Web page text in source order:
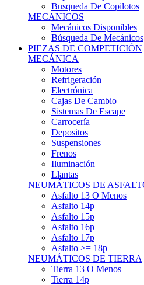
Busqueda De Copilotos
MECANICOS
Mecánicos Disponibles
Búsqueda De Mecánicos
PIEZAS DE COMPETICIÓN
MECÁNICA
Motores
Refrigeración
Electrónica
Cajas De Cambio
Sistemas De Escape
Carrocería
Depositos
Suspensiones
Frenos
Iluminación
Llantas
NEUMÁTICOS DE
Asfalto 13 O Menos
Asfalto 14p
Asfalto 15p
Asfalto 16p
Asfalto 17p
Asfalto >= 18p
NEUMÁTICOS DE TIERRA
Tierra 13 O Menos
Tierra 14p